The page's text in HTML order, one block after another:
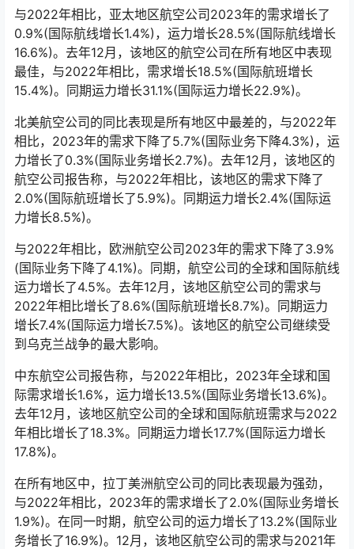
增长14.1%)。
与2022年相比，亚太地区航空公司2023年的需求增长了
0.9%(国际航线增长1.4%)，运力增长28.5%(国际航线增长
16.6%)。去年12月，该地区的航空公司在所有地区中表现
15.4%)。同期运力增长31.1%(国际运力增长22.9%)。
北美航空公司的同比表现是所有地区中最差的，与2022年
相比，2023年的需求下降了5.7%(国际业务下降4.3%)，运
力增长了0.3%(国际业务增长2.7%)。去年12月，该地区的
航空公司报告称，与2022年相比，该地区的需求下降了
力增长8.5%)。
与2022年相比，欧洲航空公司2023年的需求下降了3.9%
(国际业务下降了4.1%)。同期，航空公司的全球和国际航线
运力增长了4.5%。去年12月，该地区航空公司的需求与
2022年相比增长了8.6%(国际航班增长8.7%)。同期运力
到乌克兰战争的最大影响。
中东航空公司报告称，与2022年相比，2023年全球和国
际需求增长1.6%，运力增长13.5%(国际业务增长13.6%)。
去年12月，该地区航空公司的全球和国际航班需求与2022
17.8%)。
在所有地区中，拉丁美洲航空公司的同比表现最为强劲，
与2022年相比，2023年的需求增长了2.0%(国际业务增长